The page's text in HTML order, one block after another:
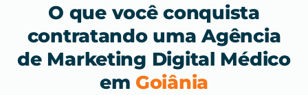
O que você conquista
contratando uma Agência
de Marketing Digital Médico
em Goiânia